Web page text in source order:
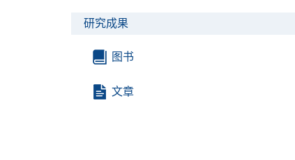
研究成果
图书
文章